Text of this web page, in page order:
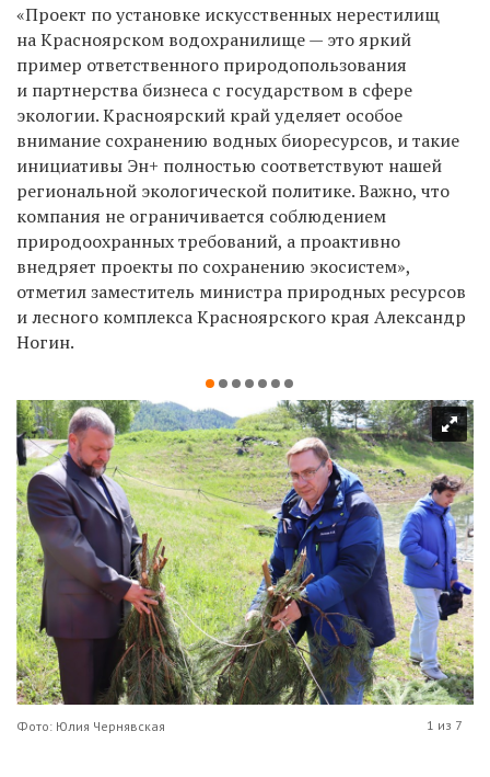
«Проект по установке искусственных нерестилищ
на Красноярском водохранилище — это яркий
пример ответственного природопользования
и партнерства бизнеса с государством в сфере
экологии. Красноярский край уделяет особое
внимание сохранению водных биоресурсов, и такие
инициативы Эн+ полностью соответствуют нашей
региональной экологической политике. Важно, что
компания не ограничивается соблюдением
природоохранных требований, а проактивно
внедряет проекты по сохранению экосистем»,
отметил заместитель министра природных ресурсов
и лесного комплекса Красноярского края Александр
Ногин.
Фото: Юлия Чернявская 1 из 7